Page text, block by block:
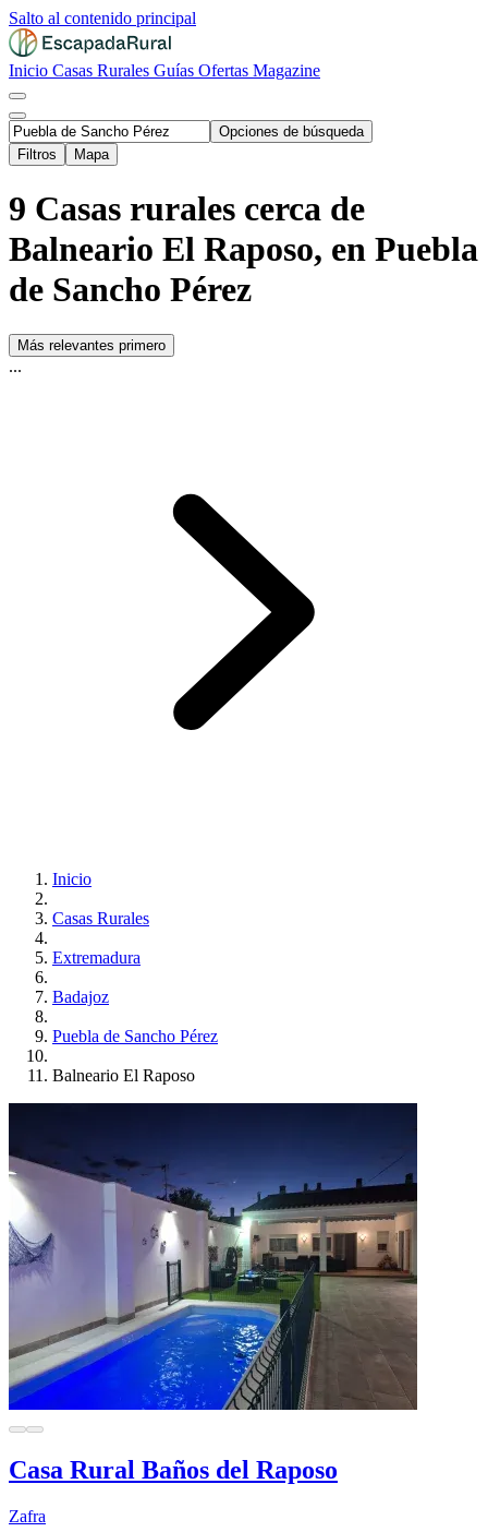
Salto al contenido principal
Inicio Casas Rurales Guías Ofertas Magazine
Opciones de búsqueda
Filtros
Mapa
9 Casas rurales cerca de
Balneario El Raposo, en Puebla
de Sancho Pérez
Más relevantes primero
...
Inicio
Casas Rurales
Extremadura
Badajoz
Puebla de Sancho Pérez
Balneario El Raposo
Casa Rural Baños del Raposo
Zafra